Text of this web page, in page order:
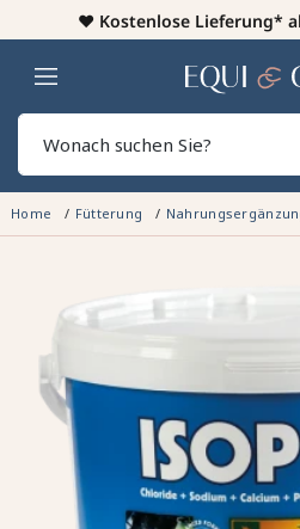
♥️ Kostenlose Lieferung*
Heim
Home Fütterung